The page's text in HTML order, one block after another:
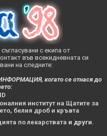
с екипа от
във всекидневната си
на следните:
когато се отнася до
институт на Щатите за
белия дроб и кръвта
по лекарствата и други.